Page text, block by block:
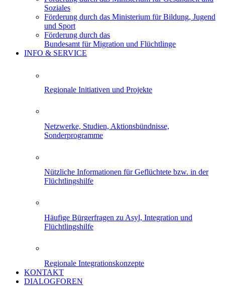
Soziales
Förderung durch das Ministerium für Bildung, Jugend
und Sport
Förderung durch das
Bundesamt für Migration und Flüchtlinge
INFO & SERVICE
Regionale Initiativen und Projekte
Netzwerke, Studien, Aktionsbündnisse,
Sonderprogramme
Nützliche Informationen für Geflüchtete bzw. in der
Flüchtlingshilfe
Häufige Bürgerfragen zu Asyl, Integration und
Flüchtlingshilfe
Regionale Integrationskonzepte
KONTAKT
DIALOGFOREN